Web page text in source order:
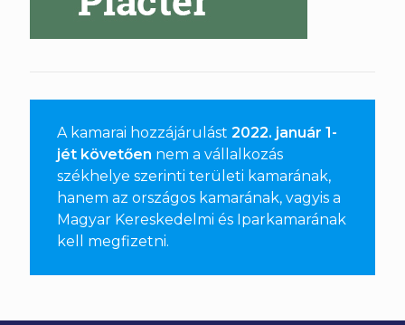
A kamarai hozzájárulást 2022. január 1-
jét követően nem a vállalkozás
székhelye szerinti területi kamarának,
hanem az országos kamarának, vagyis a
Magyar Kereskedelmi és Iparkamarának
kell megfizetni.